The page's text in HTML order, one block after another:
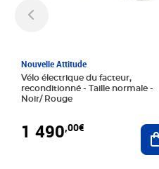
Nouvelle Attitude
Vélo électrique du facteur,
reconditionné - Taille normale -
Noir/ Rouge
1 490,00€